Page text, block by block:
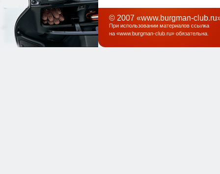
© 2007 «www.burgman-
При использовании материалов ссылка
на «www.burgman-club.ru» обязательна